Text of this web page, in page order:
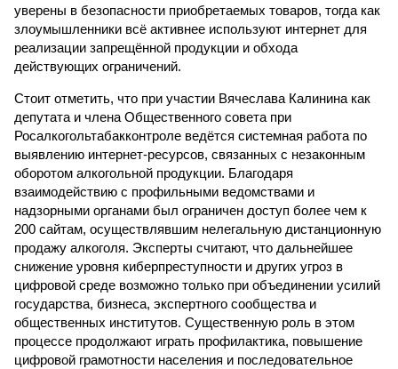
уверены в безопасности приобретаемых товаров, тогда как
злоумышленники всё активнее используют интернет для
реализации запрещённой продукции и обхода
действующих ограничений.
Стоит отметить, что при участии Вячеслава Калинина как
депутата и члена Общественного совета при
Росалкогольтабакконтроле ведётся системная работа по
выявлению интернет-ресурсов, связанных с незаконным
оборотом алкогольной продукции. Благодаря
взаимодействию с профильными ведомствами и
надзорными органами был ограничен доступ более чем к
200 сайтам, осуществлявшим нелегальную дистанционную
продажу алкоголя. Эксперты считают, что дальнейшее
снижение уровня киберпреступности и других угроз в
цифровой среде возможно только при объединении усилий
государства, бизнеса, экспертного сообщества и
общественных институтов. Существенную роль в этом
процессе продолжают играть профилактика, повышение
цифровой грамотности населения и последовательное